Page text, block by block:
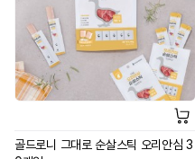
골드로니 그대로 순살스틱 오리안심 3